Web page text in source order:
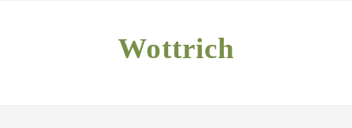
Wottrich